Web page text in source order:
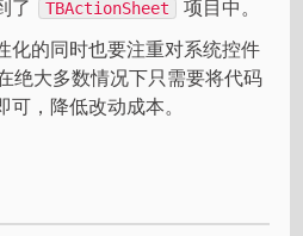
了
TBActionSheet
项目中。
化的同时也要注重对系统控件
绝大多数情况下只需要将代码
可，降低改动成本。